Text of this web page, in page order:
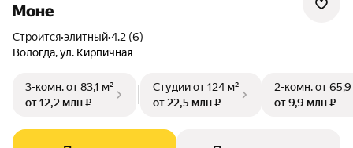
Моне
Строится•элитный•4.2 (6)
Вологда, ул. Кирпичная
3-комн.от 83,1 м²
от 12,2 млн ₽
Студииот 124 м²
от 22,5 млн ₽
2-комн.от
от 9,9 млн ₽